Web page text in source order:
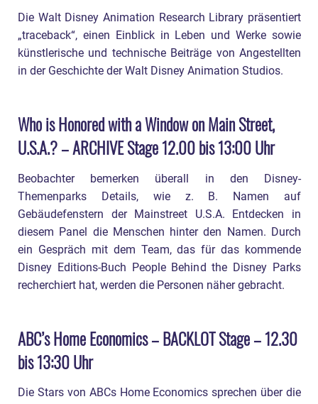
Die Walt Disney Animation Research Library präsentiert
„traceback“, einen Einblick in Leben und Werke sowie
künstlerische und technische Beiträge von Angestellten
in der Geschichte der Walt Disney Animation Studios.
Who is Honored with a Window on Main Street,
U.S.A.? – ARCHIVE Stage 12.00 bis 13:00 Uhr
Beobachter bemerken überall in den Disney-
Themenparks Details, wie z. B. Namen auf
Gebäudefenstern der Mainstreet U.S.A. Entdecken in
diesem Panel die Menschen hinter den Namen. Durch
ein Gespräch mit dem Team, das für das kommende
Disney Editions-Buch People Behind the Disney Parks
recherchiert hat, werden die Personen näher gebracht.
ABC’s Home Economics – BACKLOT Stage – 12.30
bis 13:30 Uhr
Die Stars von ABCs Home Economics sprechen über die